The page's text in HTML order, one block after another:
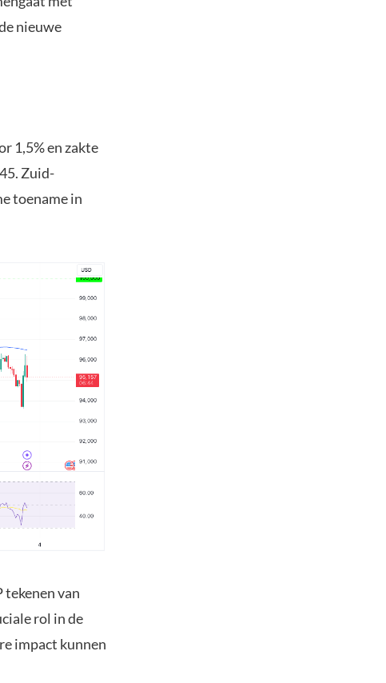
nieuwe
1,5% en zakte
Zuid-
toename in
tekenen van
rol in de
impact kunnen